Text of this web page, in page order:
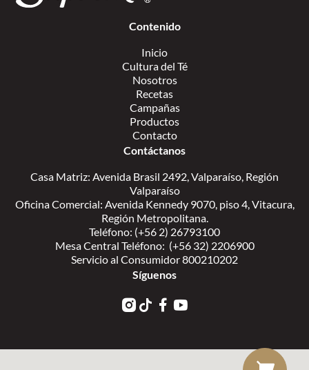
Contenido
Inicio
Cultura del Té
Nosotros
Recetas
Campañas
Productos
Contacto
Contáctanos
Casa Matriz: Avenida Brasil 2492, Valparaíso, Región
Valparaíso
Oficina Comercial: Avenida Kennedy 9070, piso 4, Vitacura,
Región Metropolitana.
Teléfono: (+56 2) 26793100
Mesa Central Teléfono: (+56 32) 2206900
Servicio al Consumidor 800210202
Síguenos